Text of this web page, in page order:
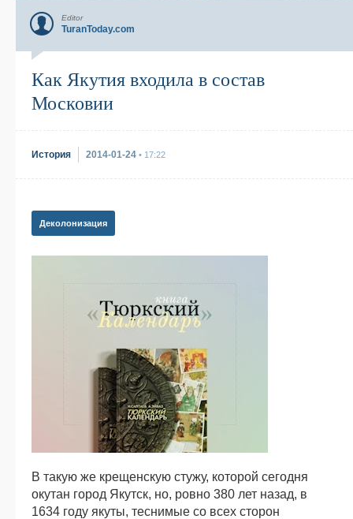
Editor
TuranToday.com
Как Якутия входила в состав
Московии
История 2014-01-24 • 17:22
Деколонизация
В такую же крещенскую стужу, которой сегодня
окутан город Якутск, но, ровно 380 лет назад, в
1634 году якуты, теснимые со всех сторон